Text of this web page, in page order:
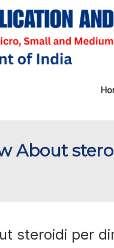
About
steroidi per